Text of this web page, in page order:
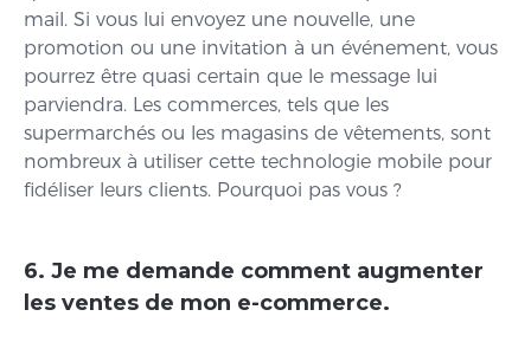
mail. Si vous lui envoyez une nouvelle, une
promotion ou une invitation à un événement, vous
pourrez être quasi certain que le message lui
parviendra. Les commerces, tels que les
supermarchés ou les magasins de vêtements, sont
nombreux à utiliser cette technologie mobile pour
fidéliser leurs clients. Pourquoi pas vous ?
6. Je me demande comment augmenter
les ventes de mon e-commerce.